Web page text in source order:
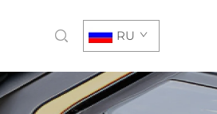
RU